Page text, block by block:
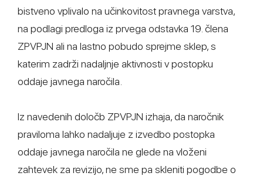
bistveno vplivalo na učinkovitost pravnega varstva,
na podlagi predloga iz prvega odstavka 19. člena
ZPVPJN ali na lastno pobudo sprejme sklep, s
katerim zadrži nadaljnje aktivnosti v postopku
oddaje javnega naročila.
Iz navedenih določb ZPVPJN izhaja, da naročnik
praviloma lahko nadaljuje z izvedbo postopka
oddaje javnega naročila ne glede na vloženi
zahtevek za revizijo, ne sme pa skleniti pogodbe o